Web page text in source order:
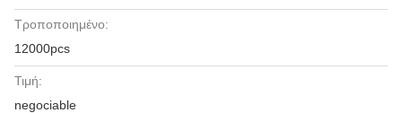
Τροποποιημένο:
12000pcs
Τιμή:
negociable